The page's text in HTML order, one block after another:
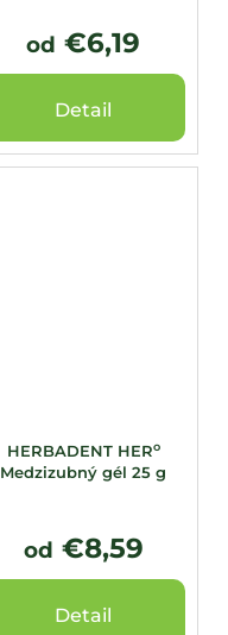
od €6,19
Detail
HERBADENT HERo
Medzizubný gél 25 g
od €8,59
Detail